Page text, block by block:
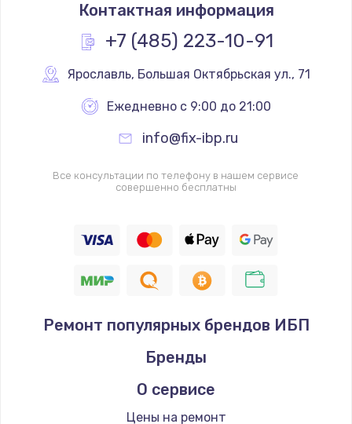
Контактная информация
+7 (485) 223-10-91
Ярославль, Большая Октябрьская ул., 71
Ежедневно с 9:00 до 21:00
info@fix-ibp.ru
Все консультации по телефону в нашем сервисе
совершенно бесплатны
Ремонт популярных брендов ИБП
Бренды
О сервисе
Цены на ремонт